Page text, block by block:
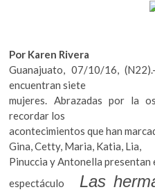
Por Karen Rivera
Guanajuato, 07/10/16,
encuentran siete
mujeres. Abrazadas por la
recordar los
acontecimientos que han
Gina, Cetty, Maria, Katia, Lia,
Pinuccia y Antonella presentan
espectáculo Las